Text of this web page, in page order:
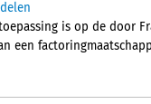
is op de door
een